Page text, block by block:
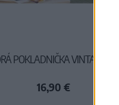
POKLADNIČKA VINTAGE MAP
16,90 €